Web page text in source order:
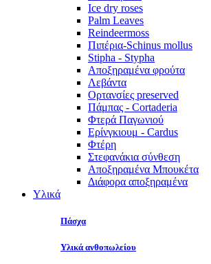
Ice dry roses
Palm Leaves
Reindeermoss
Πιπέρια-Schinus mollus
Stipha - Stypha
Αποξηραμένα φρούτα
Λεβάντα
Ορτανσίες preserved
Πάμπας - Cortaderia
Φτερά Παγωνιού
Ερίνγκιουμ - Cardus
Φτέρη
Στεφανάκια σύνθεση
Αποξηραμένα Μπουκέτα
Διάφορα αποξηραμένα
Υλικά
Πάσχα
Υλικά ανθοπωλείου